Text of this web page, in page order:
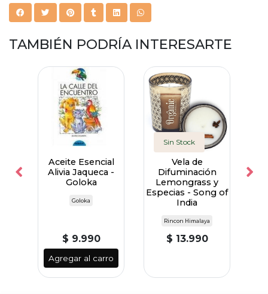
TAMBIÉN PODRÍA INTERESARTE
Aceite Esencial
Alivia Jaqueca -
Goloka
Goloka
$ 9.990
Agregar al carro
Sin Stock
Vela de
Difuminación
Lemongrass y
Especias - Song of
India
Rincon Himalaya
$ 13.990